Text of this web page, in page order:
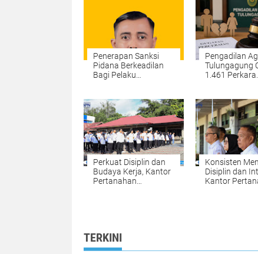
Penerapan Sanksi
Pidana Berkeadilan
Bagi Pelaku
Kampar
Pengadilan
Tulungagung
1.461 Perkara
Ekonomi dan
Jadi Alasan
Perkuat Disiplin dan
Budaya Kerja, Kantor
Pertanahan
Kualitas Pelayanan
Konsisten
Disiplin dan
Kantor
TERKINI